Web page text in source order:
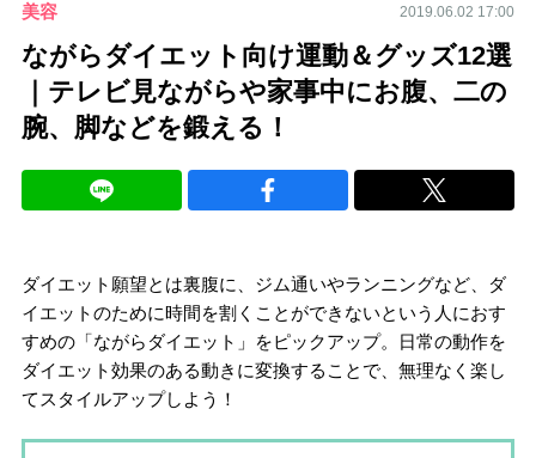
美容 2019.06.02 17:00
ながらダイエット向け運動＆グッズ12選
｜テレビ見ながらや家事中にお腹、二の
腕、脚などを鍛える！
ダイエット願望とは裏腹に、ジム通いやランニングなど、ダ
イエットのために時間を割くことができないという人におす
すめの「ながらダイエット」をピックアップ。日常の動作を
ダイエット効果のある動きに変換することで、無理なく楽し
てスタイルアップしよう！